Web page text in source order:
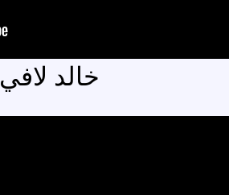
خالد لافي